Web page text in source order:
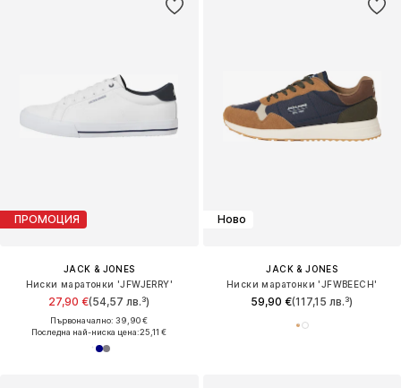
ПРОМОЦИЯ
JACK & JONES
Ниски маратонки 'JFWJERRY'
27,90 €(54,57 лв.³)
Първоначално: 39,90 €
Последна най-ниска цена:25,11 €
Ново
JACK & JONES
Ниски маратонки 'JFWBEECH'
59,90 €(117,15 лв.³)